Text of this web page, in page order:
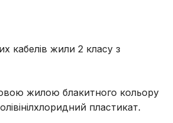
кабелів жили 2 класу з
жилою блакитного кольору
пластикат.